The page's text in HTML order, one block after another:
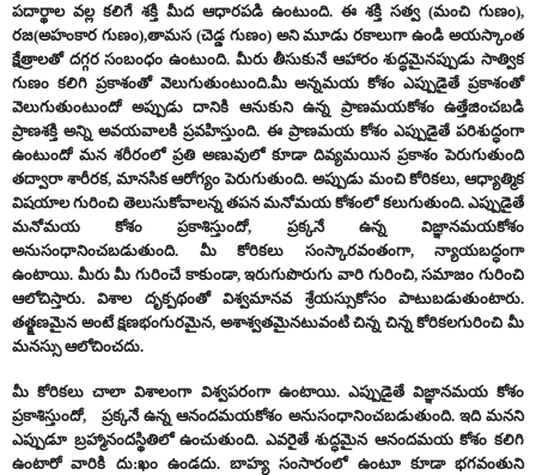
పదార్థాల వల్ల కలిగే శక్తి మీద ఆధారపడి ఉంటుంది. ఈ శక్తి సత్వ (మంచి గుణం),
రజ(అహంకార గుణం),తామస (చెడ్డ గుణం) అని మూడు రకాలుగా ఉండి అయస్కాంత
క్షేత్రాలతో దగ్గర సంబంధం ఉంటుంది. మీరు తీసుకునే ఆహారం శుద్ధమైనప్పుడు సాత్విక
గుణం కలిగి ప్రకాశంతో వెలుగుతుంటుంది.మీ అన్నమయ కోశం ఎప్పుడైతే ప్రకాశంతో
వెలుగుతుంటుందో అప్పుడు దానికి ఆనుకుని ఉన్న ప్రాణమయకోశం ఉత్తేజించబడి
ప్రాణశక్తి అన్ని అవయవాలకి ప్రవహిస్తుంది. ఈ ప్రాణమయ కోశం ఎప్పుడైతే పరిశుద్ధంగా
ఉంటుందో మన శరీరంలో ప్రతి అణువులో కూడా దివ్యమయిన ప్రకాశం పెరుగుతుంది
తద్వారా శారీరక, మానసిక ఆరోగ్యం పెరుగుతుంది. అప్పుడు మంచి కోరికలు, ఆధ్యాత్మిక
విషయాల గురించి తెలుసుకోవాలన్న తపన మనోమయ కోశంలో కలుగుతుంది. ఎప్పుడైతే
మనోమయ కోశం ప్రకాశిస్తుందో, ప్రక్కనే ఉన్న విజ్ఞానమయకోశం
అనుసంధానించబడుతుంది. మీ కోరికలు సంస్కారవంతంగా, న్యాయబద్ధంగా
ఉంటాయి. మీరు మీ గురించే కాకుండా, ఇరుగుపొరుగు వారి గురించి, సమాజం గురించి
ఆలోచిస్తారు. విశాల దృక్పథంతో విశ్వమానవ శ్రేయస్సుకోసం పాటుబడుతుంటారు.
తత్క్షణమైన అంటే క్షణభంగురమైన, అశాశ్వతమైనటువంటి చిన్న చిన్న కోరికలగురించి మీ
మనస్సు ఆలోచించదు.
మీ కోరికలు చాలా విశాలంగా విశ్వపరంగా ఉంటాయి. ఎప్పుడైతే విజ్ఞానమయ కోశం
ప్రకాశిస్తుందో, ప్రక్కనే ఉన్న ఆనందమయకోశం అనుసంధానించబడుతుంది. ఇది మనని
ఎప్పుడూ బ్రహ్మానందస్థితిలో ఉంచుతుంది. ఎవరైతే శుద్ధమైన ఆనందమయ కోశం కలిగి
ఉంటారో వారికి దు:ఖం ఉండదు. బాహ్య సంసారంలో ఉంటూ కూడా భగవంతుని